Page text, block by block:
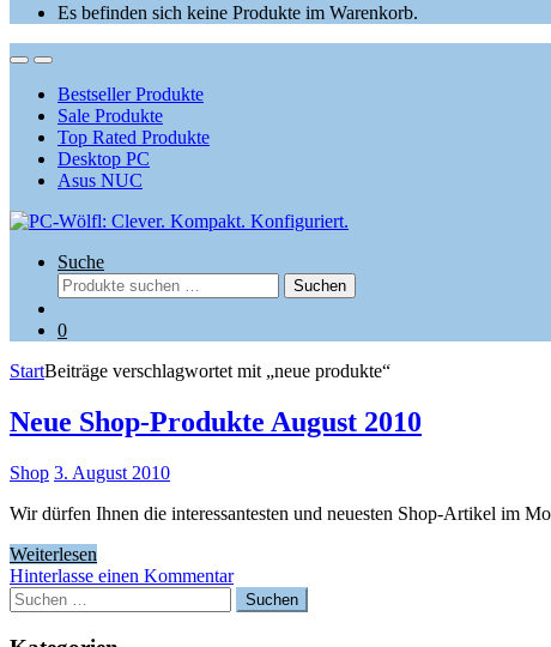
Es befinden sich keine Produkte im Warenkorb.
OpenClose
Bestseller Produkte
Sale Produkte
Top Rated Produkte
Desktop PC
Asus NUC
Suche
Suchen
nach:
Suchen
0
StartBeiträge verschlagwortet mit „neue produkte“
Neue Shop-Produkte August 2010
Shop 3. August 2010
Wir dürfen Ihnen die interessantesten und neuesten Shop-Artikel im
Weiterlesen
Hinterlasse einen Kommentar
Suchen
nach: